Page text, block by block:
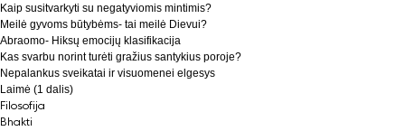
Kaip susitvarkyti su negatyviomis mintimis?
Meilė gyvoms būtybėms- tai meilė Dievui?
Abraomo- Hiksų emocijų klasifikacija
Kas svarbu norint turėti gražius santykius poroje?
Nepalankus sveikatai ir visuomenei elgesys
Laimė (1 dalis)
Filosofija
Bhakti